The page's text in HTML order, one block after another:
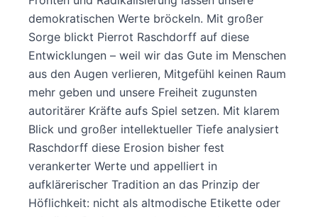
demokratischen Werte bröckeln. Mit großer
Sorge blickt Pierrot Raschdorff auf diese
Entwicklungen – weil wir das Gute im Menschen
aus den Augen verlieren, Mitgefühl keinen Raum
mehr geben und unsere Freiheit zugunsten
autoritärer Kräfte aufs Spiel setzen. Mit klarem
Blick und großer intellektueller Tiefe analysiert
Raschdorff diese Erosion bisher fest
verankerter Werte und appelliert in
aufklärerischer Tradition an das Prinzip der
Höflichkeit: nicht als altmodische Etikette oder